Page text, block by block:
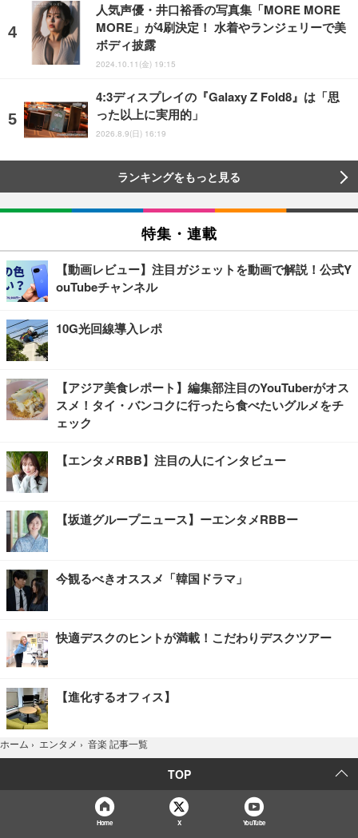
人気声優・井口裕香の写真集「MORE MORE
MORE」が4刷決定！ 水着やランジェリーで美
ボディ披露
2024.10.11(金) 19:15
4:3ディスプレイの『Galaxy Z Fold8』は「思
った以上に実用的」
2026.8.9(日) 16:19
ランキングをもっと見る
特集・連載
【動画レビュー】注目ガジェットを動画で解説！公式Y
ouTubeチャンネル
10G光回線導入レポ
【アジア美食レポート】編集部注目のYouTuberがオス
スメ！タイ・バンコクに行ったら食べたいグルメをチ
ェック
【エンタメRBB】注目の人にインタビュー
【坂道グループニュース】ーエンタメRBBー
今観るべきオススメ「韓国ドラマ」
快適デスクのヒントが満載！こだわりデスクツアー
【進化するオフィス】
ホーム › エンタメ › 音楽 記事一覧
TOP
Home X YouTube